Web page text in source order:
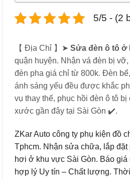
5/5 - (2
【 Địa Chỉ 】➤ Sửa đèn ô tô ở
quận huyện. Nhận vá đèn bị
đèn pha giá chỉ từ 800k. Đèn
ánh sáng yếu đều được khắc
vụ thay thế, phục hồi đèn ô tô
xước gần đây tại Sài Gòn ✔️.
ZKar Auto công ty phụ kiện đồ
Tphcm. Nhận sửa chữa, lắp đặt
hơi ở khu vực Sài Gòn. Báo
hợp lý Uy tín – Chất lượng.